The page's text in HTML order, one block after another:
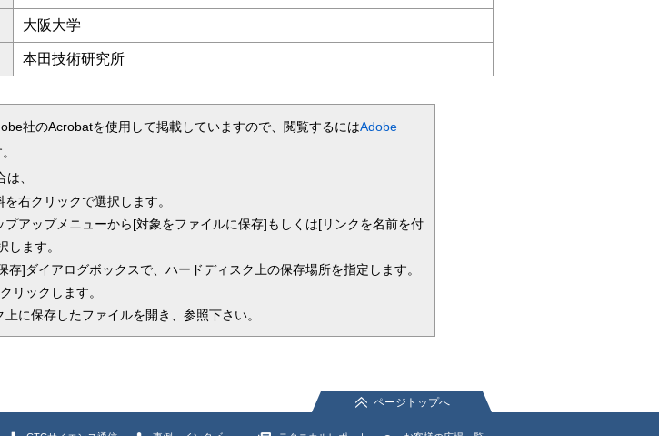
大阪大学
本田技術研究所
社のAcrobatを使用して掲載していますので、閲覧するにはAdobe
、
右クリックで選択します。
プアップメニューから[対象をファイルに保存]もしくは[リンクを名前を付
します。
存]ダイアログボックスで、ハードディスク上の保存場所を指定します。
リックします。
に保存したファイルを開き、参照下さい。
ページトップへ